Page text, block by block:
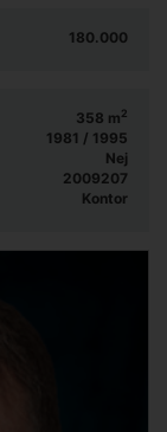
180.000
358 m2
1981 / 1995
Nej
2009207
Kontor